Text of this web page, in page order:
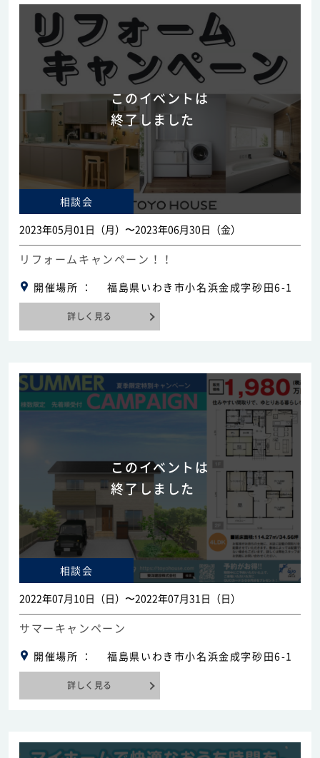
このイベントは
終了しました
相談会
2023年05月01日（月）〜2023年06月30日（金）
リフォームキャンペーン！！
開催場所 福島県いわき市小名浜金成字砂田6-1
詳しく見る
このイベントは
終了しました
相談会
2022年07月10日（日）〜2022年07月31日（日）
サマーキャンペーン
開催場所 福島県いわき市小名浜金成字砂田6-1
詳しく見る